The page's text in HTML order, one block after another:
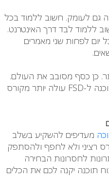
גם לעומק. חשוב ללמוד בכל
ללמוד לבד דרך האינטרנט.
יום לפחות שני מאמרים
כן כסף מסובב את העולם.
אז גם המחיר של קורס פיתוח תוכנה ל-FSD עולה יותר מקורס
מעדיפים להשקיע בשלב
רציני ולא לחפף ולהסתפק
לחסרונות הבחירה
תוכנה יקנה לכם את הכלים